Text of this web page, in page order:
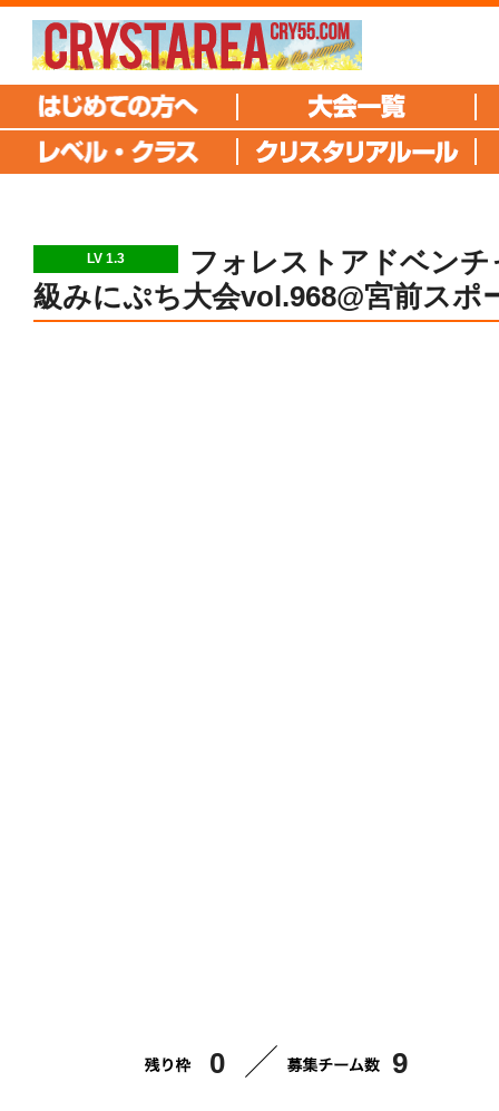
LV 1.3
フォレストアドベンチ
級みにぷち大会vol.968@宮前スポ
0 9